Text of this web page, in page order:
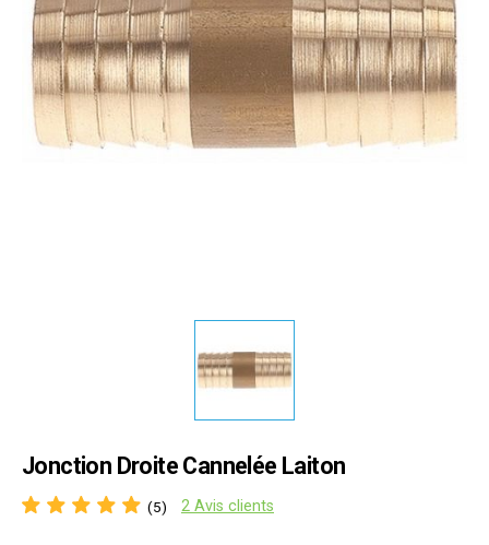
Jonction Droite Cannelée Laiton
(5) 2 Avis clients